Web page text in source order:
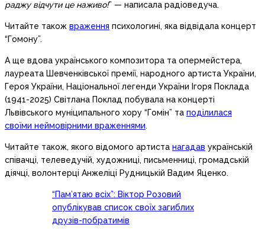
раджу відчути це наживо!” — написала радіоведуча.
Читайте також враження психологині, яка відвідала концерт
“Гомону”.
А ще вдова українського композитора та опермейстера,
лауреата Шевченківської премії, народного артиста України,
Героя України, Національної легенди України Ігоря Поклада
(1941-2025) Світлана Поклад побувала на концерті
Львівського муніципального хору “Гомін” та поділилася
своїми неймовірними враженнями.
Читайте також, якого відомого артиста нагадав українській
співачці, телеведучій, художниці, письменниці, громадській
діячці, волонтерці Анжеліці Рудницькій Вадим Яценко.
“Пам’ятаю всіх”: Віктор Розовий
опублікував список своїх загиблих
друзів-побратимів